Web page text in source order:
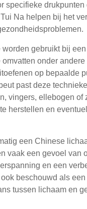
specifieke drukpunten
Na helpen bij het
worden gebruikt bij
omvatten onder
op bepaalde
past deze
vingers, ellebogen of
herstellen en
een Chinese
vaak een gevoel van
en een
beschouwd als
tussen lichaam en